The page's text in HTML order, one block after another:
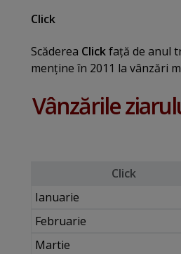
Click
Scăderea Clickfaţă de anul
menţine în 2011 la vânzări
Vânzările
Click
Ianuarie
Februarie
Martie